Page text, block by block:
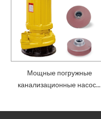
Мощные погружные
канализационные насосы